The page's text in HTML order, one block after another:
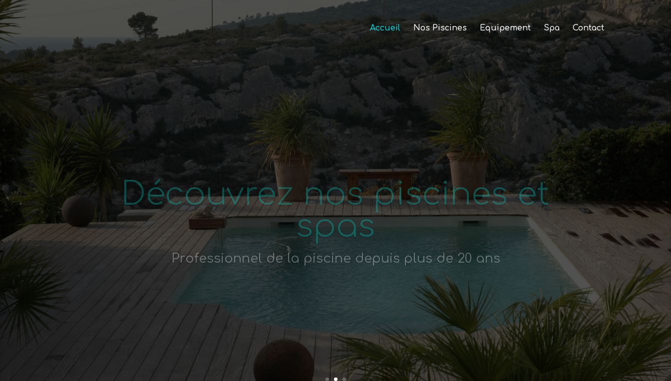
Accueil Nos Piscines Equipement Spa Contact
Découvrez nos piscines et
spas
Professionnel de la piscine depuis plus de 20 ans